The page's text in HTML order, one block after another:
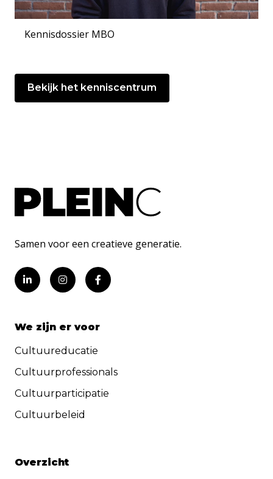
Kennisdossier MBO
Bekijk het kenniscentrum
Samen voor een creatieve generatie.
We zijn er voor
Cultuureducatie
Cultuurprofessionals
Cultuurparticipatie
Cultuurbeleid
Overzicht